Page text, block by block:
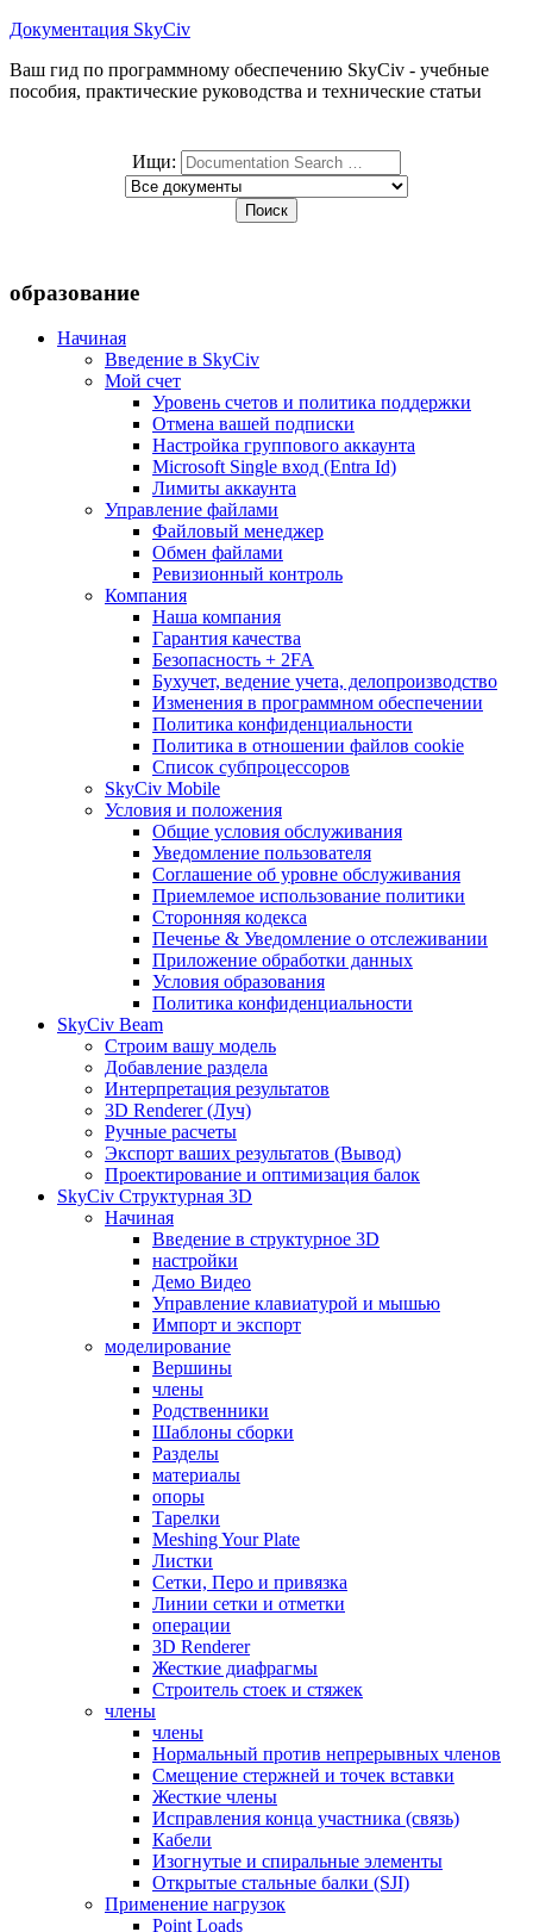
Документация SkyCiv
Ваш гид по программному обеспечению SkyCiv - учебные
пособия, практические руководства и технические статьи
Ищи:
образование
Начиная
Введение в SkyCiv
Мой счет
Уровень счетов и политика поддержки
Отмена вашей подписки
Настройка группового аккаунта
Microsoft Single вход (Entra Id)
Лимиты аккаунта
Управление файлами
Файловый менеджер
Обмен файлами
Ревизионный контроль
Компания
Наша компания
Гарантия качества
Безопасность + 2FA
Бухучет, ведение учета, делопроизводство
Изменения в программном обеспечении
Политика конфиденциальности
Политика в отношении файлов cookie
Список субпроцессоров
SkyCiv Mobile
Условия и положения
Общие условия обслуживания
Уведомление пользователя
Соглашение об уровне обслуживания
Приемлемое использование политики
Сторонняя кодекса
Печенье & Уведомление о отслеживании
Приложение обработки данных
Условия образования
Политика конфиденциальности
SkyCiv Beam
Строим вашу модель
Добавление раздела
Интерпретация результатов
3D Renderer (Луч)
Ручные расчеты
Экспорт ваших результатов (Вывод)
Проектирование и оптимизация балок
SkyCiv Структурная 3D
Начиная
Введение в структурное 3D
настройки
Демо Видео
Управление клавиатурой и мышью
Импорт и экспорт
моделирование
Вершины
члены
Родственники
Шаблоны сборки
Разделы
материалы
опоры
Тарелки
Meshing Your Plate
Листки
Сетки, Перо и привязка
Линии сетки и отметки
операции
3D Renderer
Жесткие диафрагмы
Строитель стоек и стяжек
члены
члены
Нормальный против непрерывных членов
Смещение стержней и точек вставки
Жесткие члены
Исправления конца участника (связь)
Кабели
Изогнутые и спиральные элементы
Открытые стальные балки (SJI)
Применение нагрузок
Point Loads